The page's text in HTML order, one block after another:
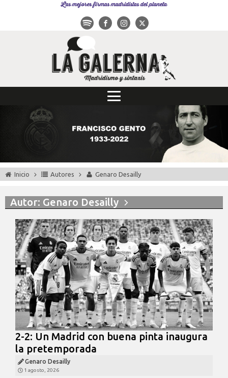
Las mejores firmas madridistas del planeta
Inicio Autores Genaro Desailly
Autor: Genaro Desailly
2-2: Un Madrid con buena pinta inaugura
la pretemporada
Genaro Desailly
1 agosto, 2026